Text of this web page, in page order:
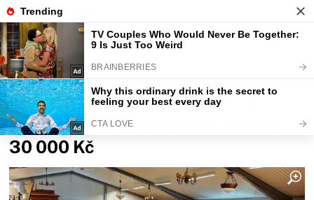
Fajntip.cz Magazín
Vyvezli jsme je na skládky už za
Husáka. Dnes tito „pavouci“ z
obýváků stojí v retro aukcích přes
30 000 Kč